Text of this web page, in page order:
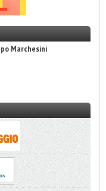
Marchesini